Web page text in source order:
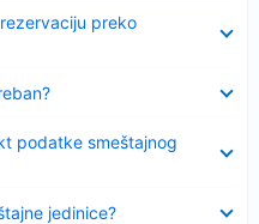
preko
podatke smeštajnog
jedinice?